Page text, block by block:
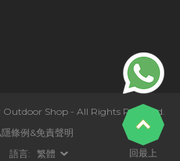
回最上
Shop - All Rights Reserved.
條例&免責聲明
語言: 繁體